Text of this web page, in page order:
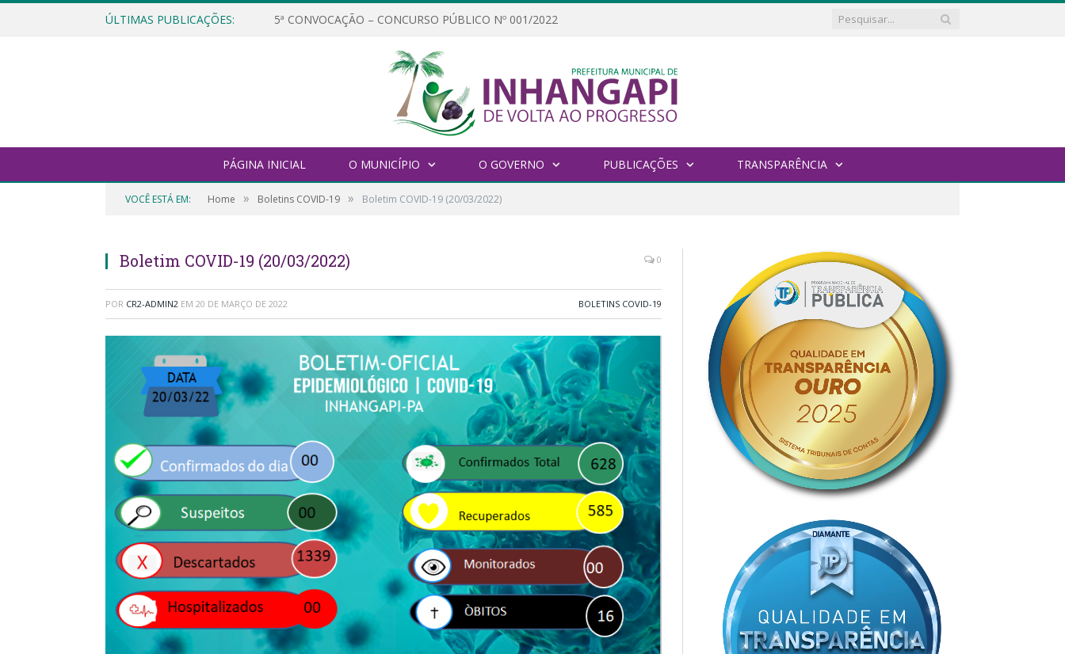
ÚLTIMAS PUBLICAÇÕES: 5ª CONVOCAÇÃO – CONCURSO PÚBLICO Nº 001/2022
PÁGINA INICIAL O MUNICÍPIO O GOVERNO PUBLICAÇÕES TRANSPARÊNCIA
VOCÊ ESTÁ EM: Home » Boletins COVID-19 » Boletim COVID-19 (20/03/2022)
Boletim COVID-19 (20/03/2022) 0
POR CR2-ADMIN2 EM 20 DE MARÇO DE 2022 BOLETINS COVID-19